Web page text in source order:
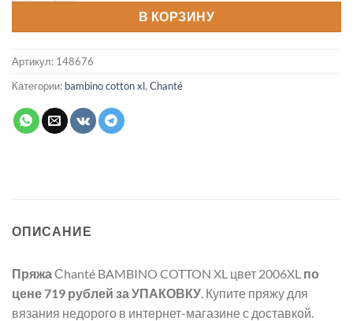
В КОРЗИНУ
Артикул: 148676
Категории: bambino cotton xl, Chanté
ОПИСАНИЕ
Пряжа Сhanté BAMBINO COTTON XL цвет 2006XL по
цене 719 рублей за УПАКОВКУ. Купите пряжу для
вязания недорого в интернет-магазине с доставкой.